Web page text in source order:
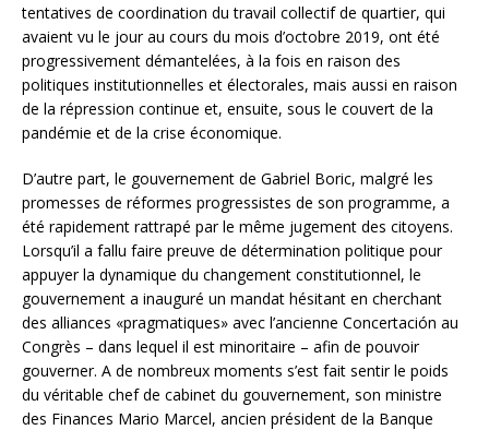
tentatives de coordination du travail collectif de quartier, qui
avaient vu le jour au cours du mois d’octobre 2019, ont été
progressivement démantelées, à la fois en raison des
politiques institutionnelles et électorales, mais aussi en raison
de la répression continue et, ensuite, sous le couvert de la
pandémie et de la crise économique.
D’autre part, le gouvernement de Gabriel Boric, malgré les
promesses de réformes progressistes de son programme, a
été rapidement rattrapé par le même jugement des citoyens.
Lorsqu’il a fallu faire preuve de détermination politique pour
appuyer la dynamique du changement constitutionnel, le
gouvernement a inauguré un mandat hésitant en cherchant
des alliances «pragmatiques» avec l’ancienne Concertación au
Congrès – dans lequel il est minoritaire – afin de pouvoir
gouverner. A de nombreux moments s’est fait sentir le poids
du véritable chef de cabinet du gouvernement, son ministre
des Finances Mario Marcel, ancien président de la Banque